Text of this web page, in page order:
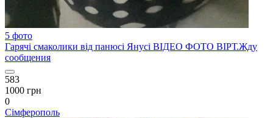
5 фото
Гарячі смаколики від панюсі Янусі ВІДЕО ФОТО ВІРТ.Жду
сообщения
583
1000 грн
0
Сімферополь